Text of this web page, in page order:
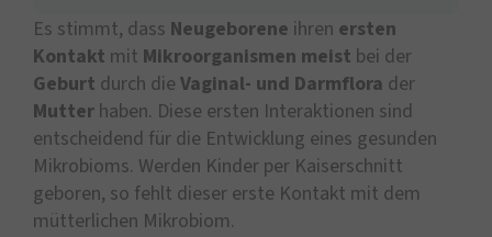
Es stimmt, dass Neugeborene ihren ersten
Kontakt mit Mikroorganismen meist bei der
Geburt durch die Vaginal- und Darmflora der
Mutter haben. Diese ersten Interaktionen sind
entscheidend für die Entwicklung eines gesunden
Mikrobioms. Werden Kinder per Kaiserschnitt
geboren, so fehlt dieser erste Kontakt mit dem
mütterlichen Mikrobiom.